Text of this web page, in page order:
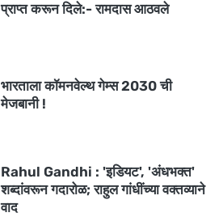
प्राप्त करून दिले:- रामदास आठवले
भारताला कॉमनवेल्थ गेम्स 2030 ची
मेजबानी !
Rahul Gandhi : 'इडियट', 'अंधभक्त'
शब्दांवरून गदारोळ; राहुल गांधींच्या वक्तव्याने
वाद